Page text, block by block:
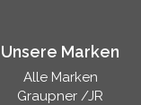
Unsere Marken
Alle Marken
Graupner /JR